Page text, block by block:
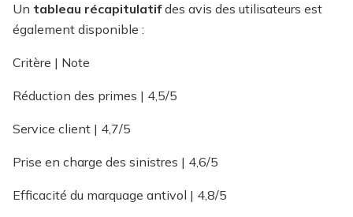
Un tableau récapitulatifdes avis des utilisateurs est
également disponible :
Critère | Note
Réduction des primes | 4,5/5
Service client | 4,7/5
Prise en charge des sinistres | 4,6/5
Efficacité du marquage antivol | 4,8/5